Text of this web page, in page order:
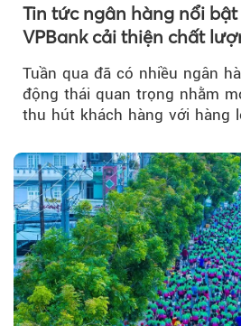
Tin tức ngân hàng nổi
VPBank cải thiện chất
Tuần qua đã có nhiều ngân
động thái quan trọng nhằm
thu hút khách hàng với hàng